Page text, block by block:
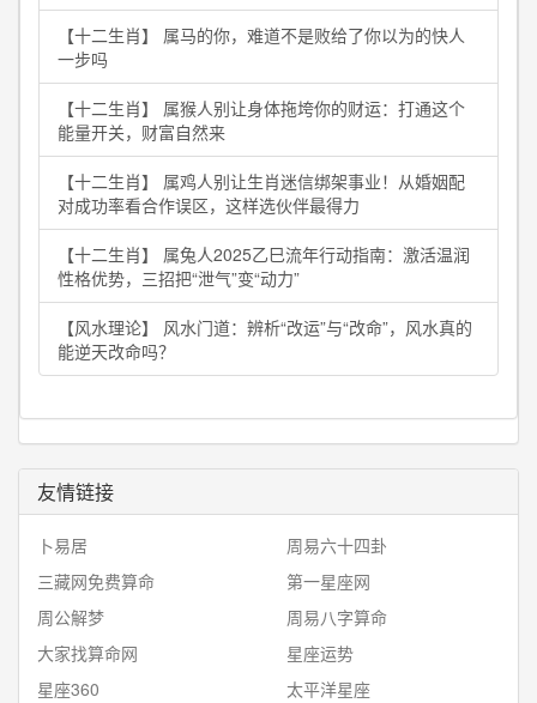
【十二生肖】 属马的你，难道不是败给了你以为的快人
一步吗
【十二生肖】 属猴人别让身体拖垮你的财运：打通这个
能量开关，财富自然来
【十二生肖】 属鸡人别让生肖迷信绑架事业！从婚姻配
对成功率看合作误区，这样选伙伴最得力
【十二生肖】 属兔人2025乙巳流年行动指南：激活温润
性格优势，三招把“泄气”变“动力”
【风水理论】 风水门道：辨析“改运”与“改命”，风水真的
能逆天改命吗？
友情链接
卜易居
周易六十四卦
三藏网免费算命
第一星座网
周公解梦
周易八字算命
大家找算命网
星座运势
星座360
太平洋星座